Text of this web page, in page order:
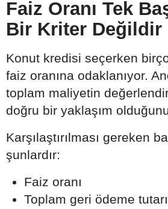
Faiz Oranı Tek
Bir Kriter Değildir
Konut kredisi seçerken
faiz oranına odaklanıyor.
toplam maliyetin
doğru bir yaklaşım
Karşılaştırılması gereken
şunlardır:
Faiz oranı
Toplam geri ödeme tutarı